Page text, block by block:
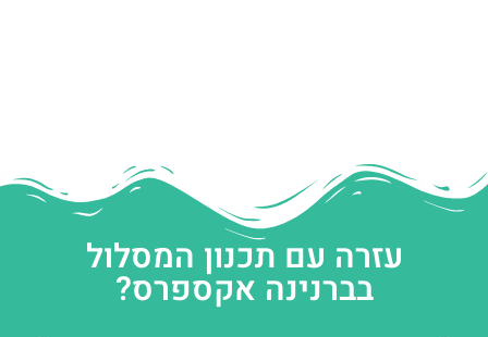
עזרה עם תכנון המסלול
בברנינה אקספרס?